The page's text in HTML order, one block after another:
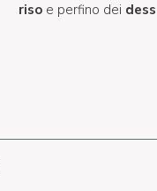
risoe perfino dei